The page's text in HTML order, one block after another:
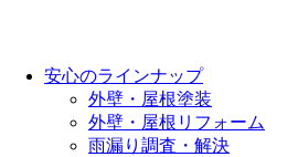
安心のラインナップ
外壁・屋根塗装
外壁・屋根リフォーム
雨漏り調査・解決